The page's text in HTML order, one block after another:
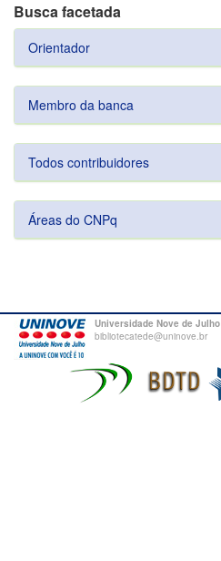
Busca facetada
Orientador
Membro da banca
Todos contribuidores
Áreas do CNPq
Universidade Nove de Julho
bibliotecatede@uninove.br